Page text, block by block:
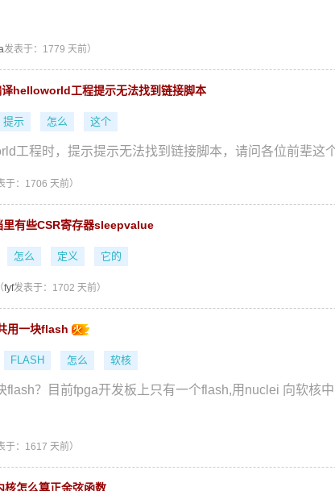
发表于：1779 天前）
helloworld工程提示无法找到链接脚本
提示 怎么 这个
工程时，提示提示无法找到链接脚本，请问各位前辈这
于：1706 天前）
里有些CSR寄存器sleepvalue
怎么 定义 它的
fyf发表于：1702 天前）
用一块flash
FLASH 怎么 软核
flash？目前fpga开发板上只有一个flash,用nuclei 向软核
于：1617 天前）
核怎么算正余弦函数